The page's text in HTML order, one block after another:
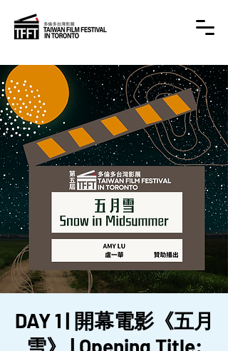
DAY 1 | 開幕電影《五月
雪》 | Opening Title: